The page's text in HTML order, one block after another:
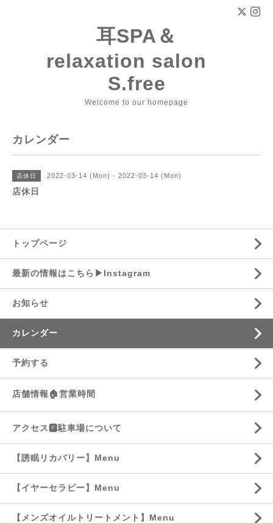
耳SPA＆
relaxation salon
S.free
Welcome to our homepage
カレンダー
店休日 2022-03-14 (Mon) - 2022-03-14 (Mon)
店休日
トップページ
最新の情報はこちら▶︎Instagram
お知らせ
カレンダー
予約する
店舗情報🏠営業時間
アクセス🅿️駐車場について
【誘眠リカバリー】Menu
【イヤーセラピー】Menu
【メンズオイルトリートメント】Menu